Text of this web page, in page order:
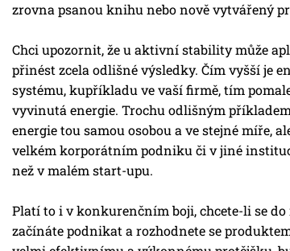
zrovna psanou knihu nebo nově vytvářený
Chci upozornit, že u aktivní stability může
přinést zcela odlišné výsledky. Čím vyšší je
systému, kupříkladu ve vaší firmě, tím
vyvinutá energie. Trochu odlišným
energie tou samou osobou a ve stejné míře,
velkém korporátním podniku či v jiné
než v malém start-upu.
Platí to i v konkurenčním boji, chcete-li se do
začínáte podnikat a rozhodnete se